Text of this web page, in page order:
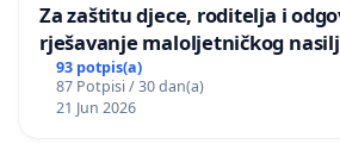
Za zaštitu djece, roditelja i
rješavanje maloljetničkog
93 potpis(a)
87 Potpisi / 30 dan(a)
21 Jun 2026